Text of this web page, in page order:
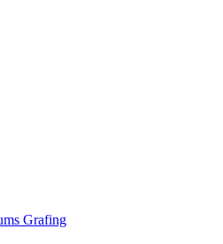
Grafing